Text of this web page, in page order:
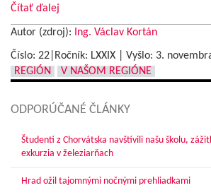
Čítať ďalej
Autor (zdroj): Ing. Václav Kortán
Číslo: 22|Ročník: LXXIX | Vyšlo: 3.
REGIÓN
V NAŠOM REGIÓNE
ODPORÚČANÉ ČLÁNKY
Študenti z Chorvátska navštívili našu školu,
exkurzia v železiarňach
Hrad ožil tajomnými nočnými prehliadkami